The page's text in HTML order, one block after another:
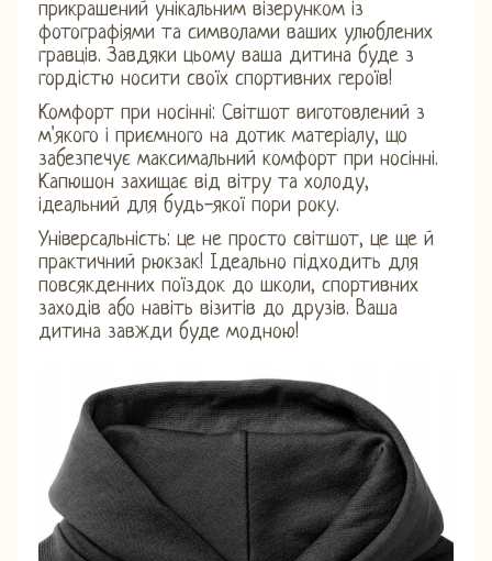
прикрашений унікальним візерунком із
фотографіями та символами ваших улюблених
гравців. Завдяки цьому ваша дитина буде з
гордістю носити своїх спортивних героїв!
Комфорт при носінні: Світшот виготовлений з
м'якого і приємного на дотик матеріалу, що
забезпечує максимальний комфорт при носінні.
Капюшон захищає від вітру та холоду,
ідеальний для будь-якої пори року.
Універсальність: це не просто світшот, це ще й
практичний рюкзак! Ідеально підходить для
повсякденних поїздок до школи, спортивних
заходів або навіть візитів до друзів. Ваша
дитина завжди буде модною!